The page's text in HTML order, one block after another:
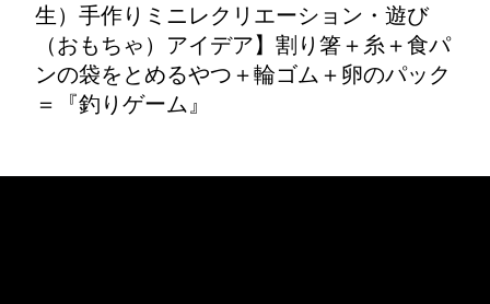
生）手作りミニレクリエーション・遊び
（おもちゃ）アイデア】割り箸＋糸＋食パ
ンの袋をとめるやつ＋輪ゴム＋卵のパック
＝『釣りゲーム』